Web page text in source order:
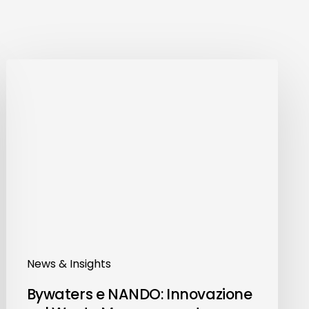
News & Insights
Bywaters e NANDO: Innovazione